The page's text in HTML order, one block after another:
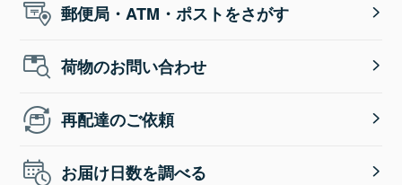
郵便局・ATM・ポストをさがす
荷物のお問い合わせ
再配達のご依頼
お届け日数を調べる